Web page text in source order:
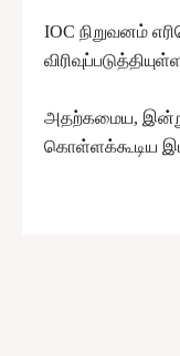
IOC நிறுவனம்
அதற்கமைய, இன்று
கொள்ளக்கூடிய